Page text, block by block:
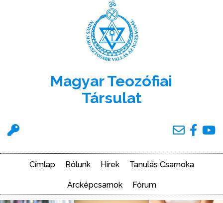
Felhasználói
Magyar Teozófiai
Társulat
Címlap Rólunk Hírek Tanulás Csarnoka
Arcképcsarnok Fórum